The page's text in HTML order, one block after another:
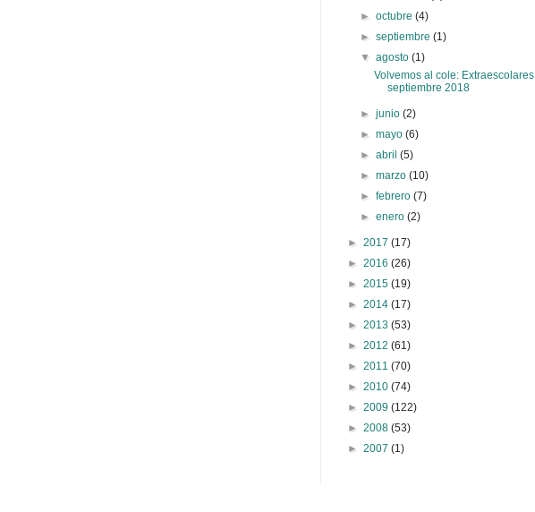
►octubre(4)
►septiembre(1)
▼agosto(1)
Volvemos al cole: Extraescolares
septiembre 2018
►junio(2)
►mayo(6)
►abril(5)
►marzo(10)
►febrero(7)
►enero(2)
► 2017 (17)
► 2016 (26)
► 2015 (19)
► 2014 (17)
► 2013 (53)
► 2012 (61)
► 2011 (70)
► 2010 (74)
► 2009 (122)
► 2008 (53)
► 2007 (1)